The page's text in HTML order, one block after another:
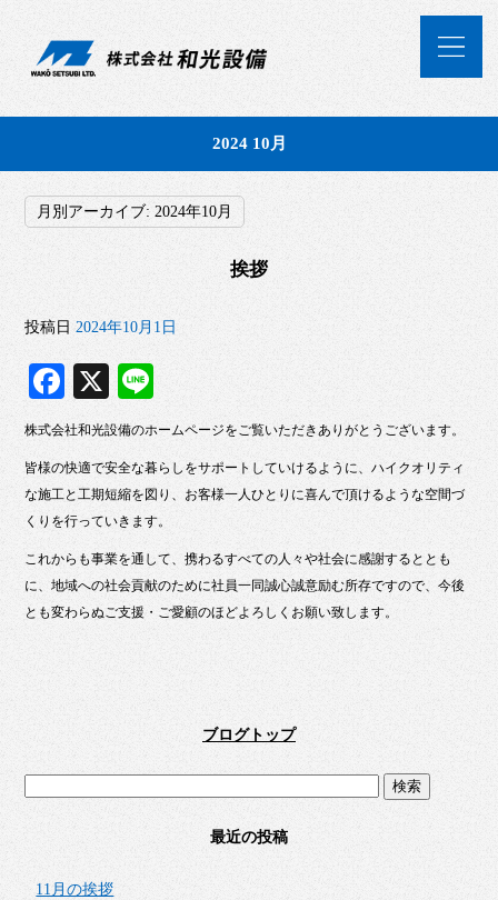
2024 10月
月別アーカイブ:2024年10月
挨拶
投稿日 2024年10月1日
Fa
ce
bo
ok
X
Li
ne
株式会社和光設備のホームページをご覧いただきありがとうございます。
皆様の快適で安全な暮らしをサポートしていけるように、ハイクオリティ
な施工と工期短縮を図り、お客様一人ひとりに喜んで頂けるような空間づ
くりを行っていきます。
これからも事業を通して、携わるすべての人々や社会に感謝するととも
に、地域への社会貢献のために社員一同誠心誠意励む所存ですので、今後
とも変わらぬご支援・ご愛顧のほどよろしくお願い致します。
ブログトップ
最近の投稿
11月の挨拶